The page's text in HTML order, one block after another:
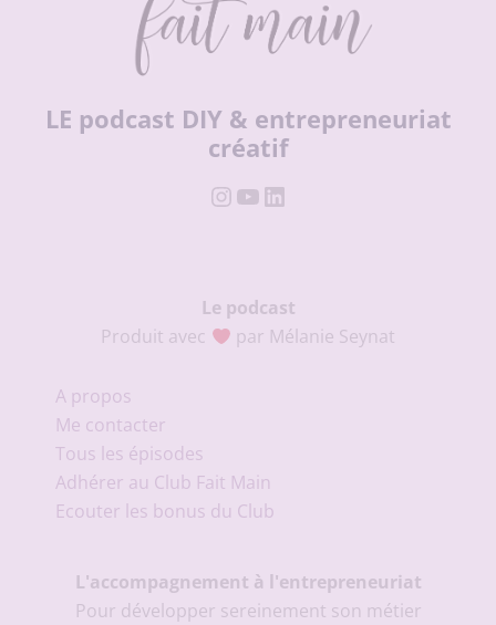
LE podcast DIY & entrepreneuriat
créatif
Instagram
YouTube
LinkedIn
Le podcast
Produit avec
par Mélanie Seynat
A propos
Me contacter
Tous les épisodes
Adhérer au Club Fait Main
Ecouter les bonus du Club
L'accompagnement à l'entrepreneuriat
Pour développer sereinement son métier